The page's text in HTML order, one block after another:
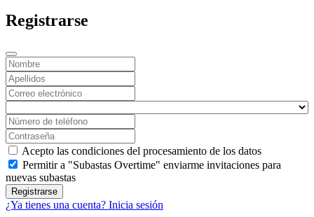
Registrarse
Acepto las condiciones del procesamiento de los datos
Permitir a "Subastas Overtime" enviarme invitaciones para
nuevas subastas
Registrarse
¿Ya tienes una cuenta? Inicia sesión